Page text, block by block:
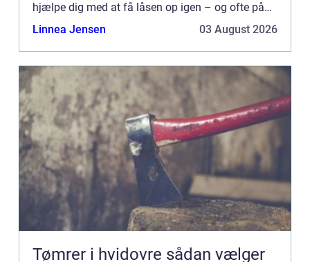
hjælpe dig med at få låsen op igen – og ofte på
meget kort tid! I denne artikel giver vi et overblik...
Linnea Jensen 03 August 2026
Tømrer i hvidovre sådan vælger